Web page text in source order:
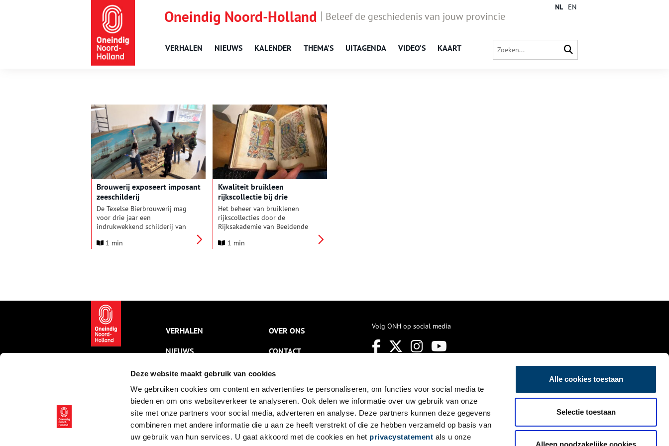
Deze website maakt gebruik van cookies
We gebruiken cookies om content en advertenties te personaliseren, om functies voor social media te
bieden en om ons websiteverkeer te analyseren. Ook delen we informatie over uw gebruik van onze
site met onze partners voor social media, adverteren en analyse. Deze partners kunnen deze gegevens
combineren met andere informatie die u aan ze heeft verstrekt of die ze hebben verzameld op basis van
uw gebruik van hun services. U gaat akkoord met de cookies en het privacystatement als u onze
Alle cookies toestaan
Selectie toestaan
Alleen noodzakelijke cookies
Oneindig Noord-Holland Beleef de geschiedenis van jouw provincie
VERHALEN NIEUWS KALENDER THEMA’S UITAGENDA VIDEO’S KAART
NL EN
Brouwerij exposeert imposant
zeeschilderij
De Texelse Bierbrouwerij mag
voor drie jaar een
indrukwekkend schilderij van
Museum Kaap Skil.
1 min
Kwaliteit bruikleen
rijkscollectie bij drie
beheerders onderzocht
Het beheer van bruiklenen
rijkscollecties door de
Rijksakademie van Beeldende
en het Allard Pierson is door de
het beheer verschilt per
1 min
VERHALEN
NIEUWS
KALENDER
THEMA’S
ACTIVITEITEN
VIDEO’S
OVER ONS
CONTACT
NIEUWSBRIEF
DISCLAIMER
PRIVACY
TOEGANKELIJKHEID
Volg ONH op social media